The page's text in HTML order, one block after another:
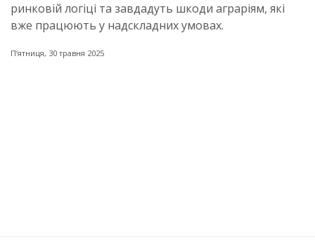
ринковій логіці та завдадуть шкоди аграріям, які
вже працюють у надскладних умовах.
Пʼятниця, 30 травня 2025